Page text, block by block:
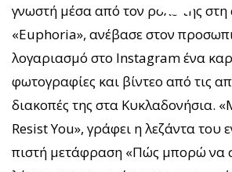
γνωστή μέσα από τον ρόλο της στη
«Euphoria», ανέβασε στον
λογαριασμό στο Instagram ένα
φωτογραφίες και βίντεο από τις
διακοπές της στα Κυκλαδονήσια.
Resist You», γράφει η λεζάντα του
πιστή μετάφραση «Πώς μπορώ να